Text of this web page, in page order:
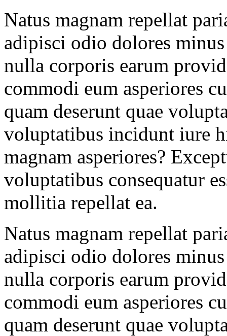
Natus magnam repellat
adipisci odio dolores
nulla corporis earum
commodi eum asperiores
quam deserunt quae
voluptatibus incidunt iure
magnam asperiores?
voluptatibus consequatur
mollitia repellat ea.
Natus magnam repellat
adipisci odio dolores
nulla corporis earum
commodi eum asperiores
quam deserunt quae